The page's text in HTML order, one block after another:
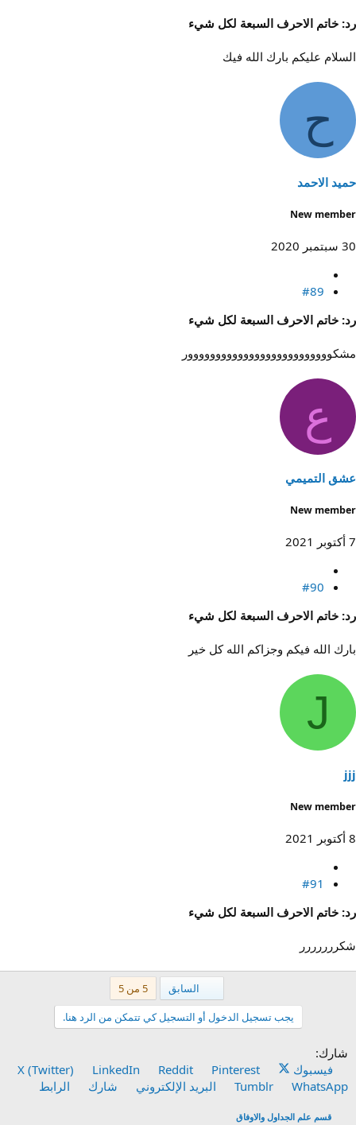
رد: خاتم الاحرف السبعة لكل شيء
السلام عليكم بارك الله فيك
ح
حميد الاحمد
New member
30 سبتمبر 2020
#89
رد: خاتم الاحرف السبعة لكل شيء
مشكوووووووووووووووووووووووووور
ع
عشق التميمي
New member
7 أكتوبر 2021
#90
رد: خاتم الاحرف السبعة لكل شيء
بارك الله فيكم وجزاكم الله كل خير
J
jjj
New member
8 أكتوبر 2021
#91
رد: خاتم الاحرف السبعة لكل شيء
شكررررررر
السابق
5 من 5
يجب تسجيل الدخول أو التسجيل كي تتمكن من الرد هنا.
شارك:
فيسبوك
X (Twitter) LinkedIn Reddit
Pinterest
Tumblr
WhatsApp البريد الإلكتروني شارك الرابط
قسم علم الجداول والاوفاق